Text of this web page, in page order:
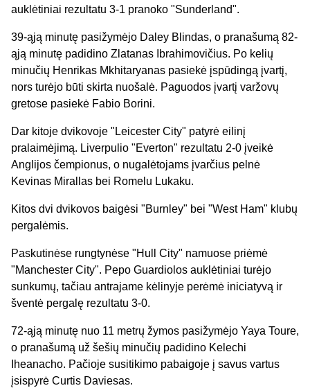
auklėtiniai rezultatu 3-1 pranoko "Sunderland".
39-ąją minutę pasižymėjo Daley Blindas, o pranašumą 82-
ąją minutę padidino Zlatanas Ibrahimovičius. Po kelių
minučių Henrikas Mkhitaryanas pasiekė įspūdingą įvartį,
nors turėjo būti skirta nuošalė. Paguodos įvartį varžovų
gretose pasiekė Fabio Borini.
Dar kitoje dvikovoje "Leicester City" patyrė eilinį
pralaimėjimą. Liverpulio "Everton" rezultatu 2-0 įveikė
Anglijos čempionus, o nugalėtojams įvarčius pelnė
Kevinas Mirallas bei Romelu Lukaku.
Kitos dvi dvikovos baigėsi "Burnley" bei "West Ham" klubų
pergalėmis.
Paskutinėse rungtynėse "Hull City" namuose priėmė
"Manchester City". Pepo Guardiolos auklėtiniai turėjo
sunkumų, tačiau antrajame kėlinyje perėmė iniciatyvą ir
šventė pergalę rezultatu 3-0.
72-ąją minutę nuo 11 metrų žymos pasižymėjo Yaya Toure,
o pranašumą už šešių minučių padidino Kelechi
Iheanacho. Pačioje susitikimo pabaigoje į savus vartus
įsispyrė Curtis Daviesas.